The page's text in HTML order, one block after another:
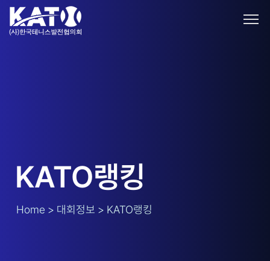
KATO랭킹
Home > 대회정보 > KATO랭킹